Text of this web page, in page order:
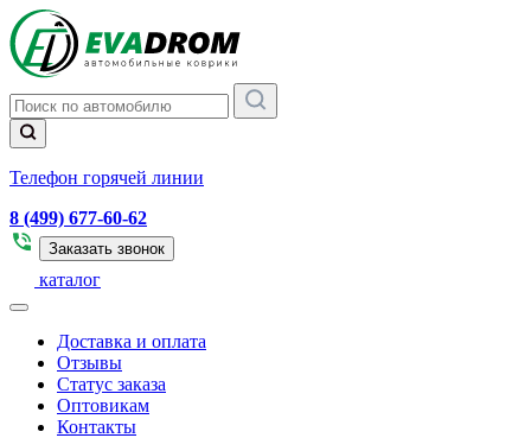
Телефон горячей линии
8 (499) 677-60-62
Заказать звонок
каталог
Доставка и оплата
Отзывы
Статус заказа
Оптовикам
Контакты